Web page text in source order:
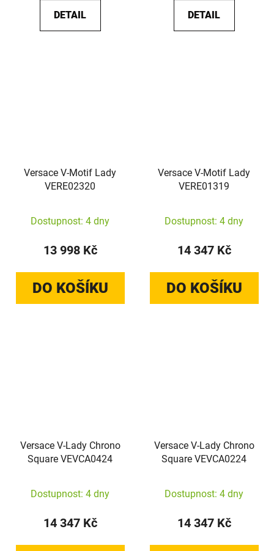
DETAIL DETAIL
Versace V-Motif Lady
VERE02320
Dostupnost: 4 dny
13 998 Kč
DO KOŠÍKU
Versace V-Motif Lady
VERE01319
Dostupnost: 4 dny
14 347 Kč
DO KOŠÍKU
Versace V-Lady Chrono
Square VEVCA0424
Dostupnost: 4 dny
14 347 Kč
Versace V-Lady Chrono
Square VEVCA0224
Dostupnost: 4 dny
14 347 Kč